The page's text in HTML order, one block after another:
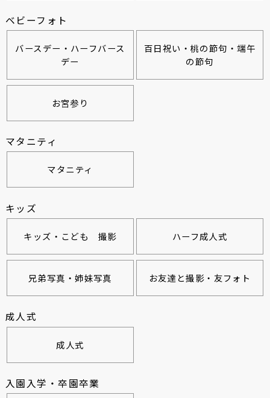
ベビーフォト
バースデー・ハーフバース
デー
百日祝い・桃の節句・端午
の節句
お宮参り
マタニティ
マタニティ
キッズ
キッズ・こども 撮影 ハーフ成人式
兄弟写真・姉妹写真 お友達と撮影・友フォト
成人式
成人式
入園入学・卒園卒業